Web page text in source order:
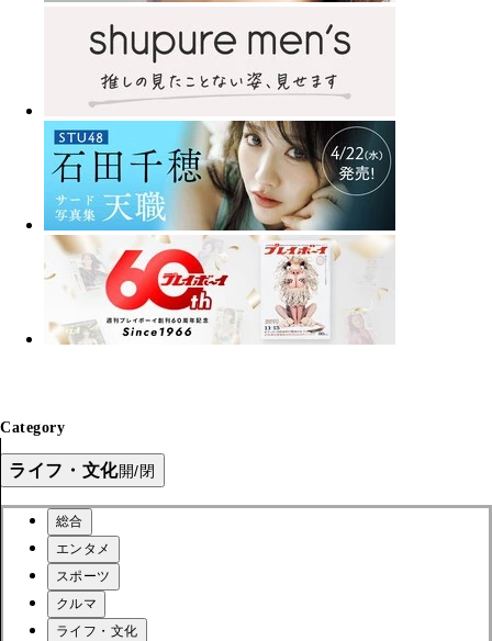
Category
ライフ・文化開/閉
総合
エンタメ
スポーツ
クルマ
ライフ・文化